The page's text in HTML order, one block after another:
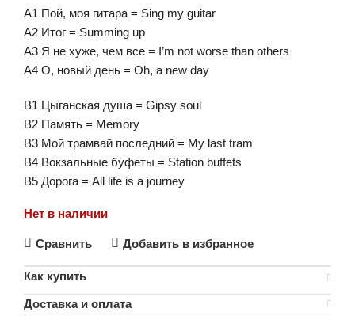
A1 Пой, моя гитара = Sing my guitar
A2 Итог = Summing up
A3 Я не хуже, чем все = I’m not worse than others
A4 О, новый день = Oh, a new day
B1 Цыганская душа = Gipsy soul
B2 Память = Memory
B3 Мой трамвай последний = My last tram
B4 Вокзальные буфеты = Station buffets
B5 Дорога = All life is a journey
Нет в наличии
Сравнить Добавить в избранное
Как купить
Доставка и оплата